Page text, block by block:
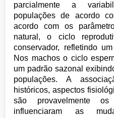
parcialmente a
populações de acordo
acordo com os
natural, o ciclo
conservador, refletindo
Nos machos o ciclo
um padrão sazonal
populações. A
históricos, aspectos
são provavelmente
influenciaram as